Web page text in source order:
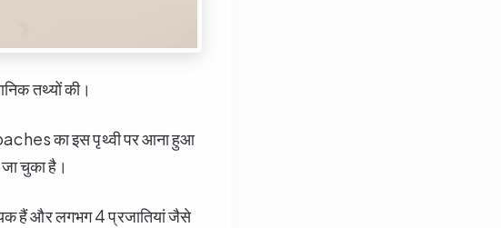
तथ्यों की।
का इस पृथ्वी पर आना हुआ
चुका है।
हैं और लगभग 4 प्रजातियां जैसे